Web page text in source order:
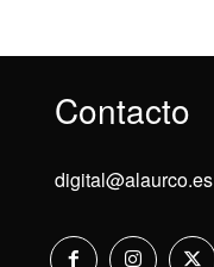
Contacto
digital@alaurco.es